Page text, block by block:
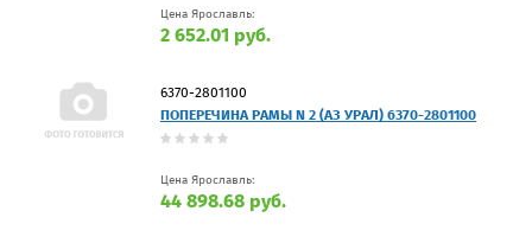
Цена Ярославль:
2 652.01 руб.
6370-2801100
ПОПЕРЕЧИНА РАМЫ N 2 (АЗ УРАЛ) 6370-2801100
Цена Ярославль:
44 898.68 руб.